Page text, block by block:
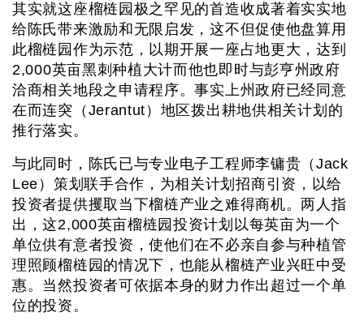
其实就这座榴梿园极之罕见的首造收成著着实实地
给陈氏带来激励和无限启发，这不但促使他盘算用
此榴梿园作为示范，以期开展一座占地更大，达到
2,000英亩黑刺种植大计而他也即时与彭亨州政府
洽商相关地段之申请程序。事实上州政府已经同意
在而连突（Jerantut）地区拨出耕地供相关计划的
推行落实。
与此同时，陈氏已与专业电子工程师李镛贵（Jack
Lee）策划联手合作，为相关计划招商引资，以给
投资者提供攫取当下榴梿产业之难得商机。两人指
出，这2,000英亩榴梿园投资计划以每英亩为一个
单位供有意者投资，使他们在不必亲自参与种植管
理照顾榴梿园的情况下，也能从榴梿产业兴旺中受
惠。当然投资者可依据本身的财力作出超过一个单
位的投资。